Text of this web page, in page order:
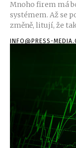
Mnoho firem má
systémem. Až se
změně, litují, že
INFO@PRESS-